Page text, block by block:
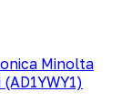
Minolta